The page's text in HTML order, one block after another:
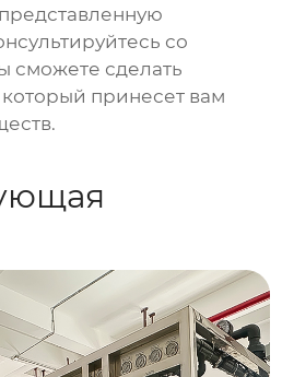
со
сможете сделать
принесет вам